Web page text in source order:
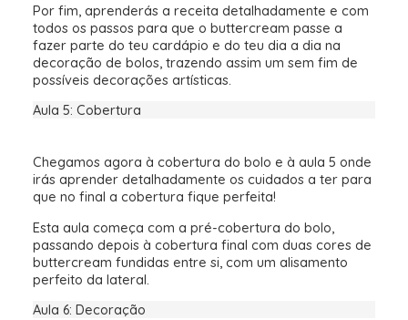
Por fim, aprenderás a receita detalhadamente e com
todos os passos para que o buttercream passe a
fazer parte do teu cardápio e do teu dia a dia na
decoração de bolos, trazendo assim um sem fim de
possíveis decorações artísticas.
Aula 5: Cobertura
Chegamos agora à cobertura do bolo e à aula 5 onde
irás aprender detalhadamente os cuidados a ter para
que no final a cobertura fique perfeita!
Esta aula começa com a pré-cobertura do bolo,
passando depois à cobertura final com duas cores de
buttercream fundidas entre si, com um alisamento
perfeito da lateral.
Aula 6: Decoração